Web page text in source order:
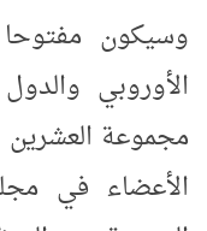
وسيكون
الأوروبي
مجموعة العشرين
الأعضاء في